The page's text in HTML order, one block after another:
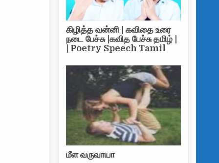
கிழித்த வன்னி | கவிதை உரை
நடை பேச்சு |கவித பேச்சு தமிழ் |
| Poetry Speech Tamil
மீள வருவாயா